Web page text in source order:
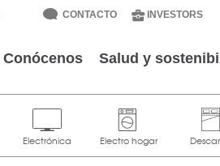
CONTACTO INVESTORS
Conócenos Salud y